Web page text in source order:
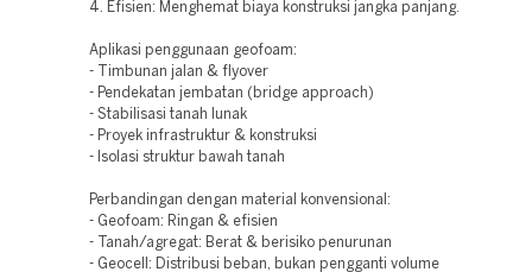
4. Efisien: Menghemat biaya konstruksi jangka panjang.
Aplikasi penggunaan geofoam:
- Timbunan jalan & flyover
- Pendekatan jembatan (bridge approach)
- Stabilisasi tanah lunak
- Proyek infrastruktur & konstruksi
- Isolasi struktur bawah tanah
Perbandingan dengan material konvensional:
- Geofoam: Ringan & efisien
- Tanah/agregat: Berat & berisiko penurunan
- Geocell: Distribusi beban, bukan pengganti volume